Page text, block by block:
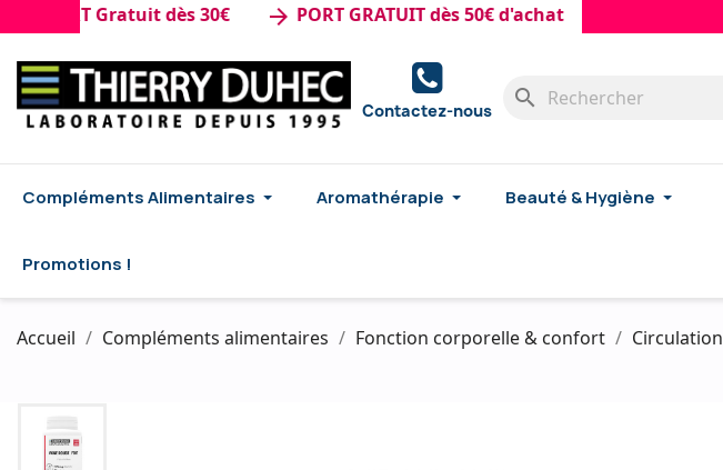
Gratuit dès 30€ arrow_forward PORT GRATUIT dès 50€ d'achat
Contactez-nous search
Compléments Alimentaires Aromathérapie Beauté & Hygiène
Promotions !
Accueil Compléments alimentaires Fonction corporelle & confort Circulation